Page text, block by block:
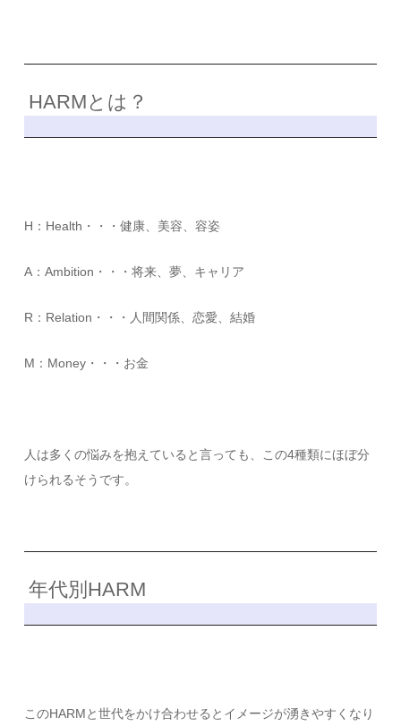
HARMとは？
H：Health・・・健康、美容、容姿
A：Ambition・・・将来、夢、キャリア
R：Relation・・・人間関係、恋愛、結婚
M：Money・・・お金
人は多くの悩みを抱えていると言っても、この4種類にほぼ分
けられるそうです。
年代別HARM
このHARMと世代をかけ合わせるとイメージが湧きやすくなり